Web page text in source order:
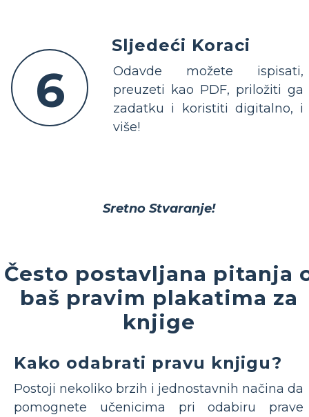
6
Sljedeći Koraci
Odavde možete ispisati,
preuzeti kao PDF, priložiti ga
zadatku i koristiti digitalno, i
više!
Sretno Stvaranje!
Često postavljana pitanja
baš pravim plakatima za
knjige
Kako odabrati pravu knjigu?
Postoji nekoliko brzih i jednostavnih načina da
pomognete učenicima pri odabiru prave